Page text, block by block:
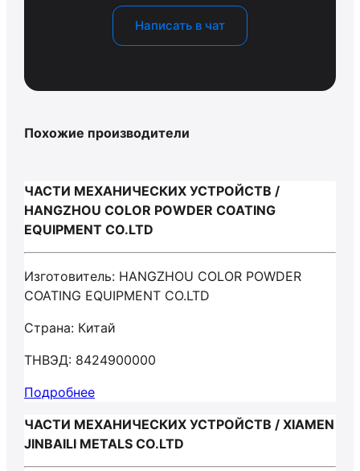
Написать в чат
Похожие производители
ЧАСТИ МЕХАНИЧЕСКИХ УСТРОЙСТВ /
HANGZHOU COLOR POWDER COATING
EQUIPMENT CO.LTD
Изготовитель: HANGZHOU COLOR POWDER
COATING EQUIPMENT CO.LTD
Страна: Китай
ТНВЭД: 8424900000
Подробнее
ЧАСТИ МЕХАНИЧЕСКИХ УСТРОЙСТВ / XIAMEN
JINBAILI METALS CO.LTD